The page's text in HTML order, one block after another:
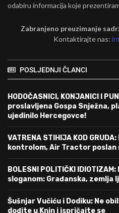
odabiru informacija koje
Zabranjeno preuzimanje
Kontaktirajte nas:
POSLJEDNJI ČLANCI
HODOČASNICI, KONJANICI I
proslavljena Gospa Snježna,
ujedinilo Hercegovce!
VATRENA STIHIJA KOD
kontrolom, Air Tractor poslan
BOLESNI POLITIČKI
sloganom: Građanska, zemlja
Šušnjar Vučiću i Dodiku: Ne
dođite u Knin i ispričajte se